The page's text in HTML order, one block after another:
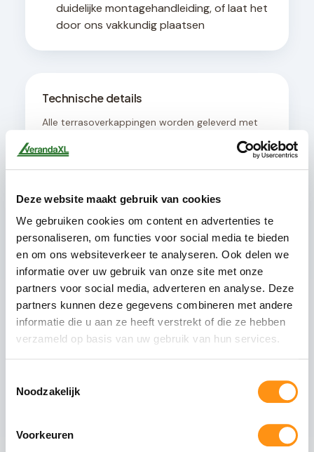
Deze website maakt gebruik van cookies
We gebruiken cookies om content en advertenties te
personaliseren, om functies voor social media te bieden
en om ons websiteverkeer te analyseren. Ook delen we
informatie over uw gebruik van onze site met onze
partners voor social media, adverteren en analyse. Deze
partners kunnen deze gegevens combineren met andere
informatie die u aan ze heeft verstrekt of die ze hebben
verzameld op basis van uw gebruik van hun services.
Noodzakelijk
Voorkeuren
duidelijke montagehandleiding, of laat het
door ons vakkundig plaatsen
Technische details
Alle terrasoverkappingen worden geleverd met
ontworpen voor een hellingshoek van minimaal 8
muren met een draagvermogen van minimaal
200 kg per strekkende meter.
Dit pakket bevat
Mat antraciete staanders
Tussenliggers
Zijliggers